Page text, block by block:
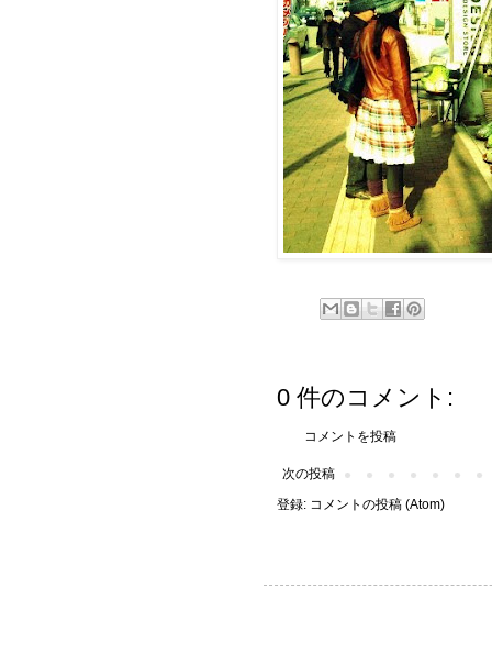
0 件のコメント:
コメントを投稿
次の投稿
登録: コメントの投稿 (Atom)